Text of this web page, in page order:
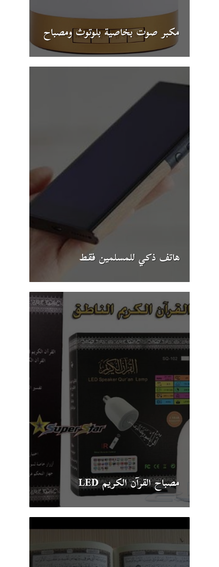
مصباح القرآن الكريم LED
هاتف ذكي للمسلمين فقط
مكبر صوت بخاصية بلوتوث ومصباح